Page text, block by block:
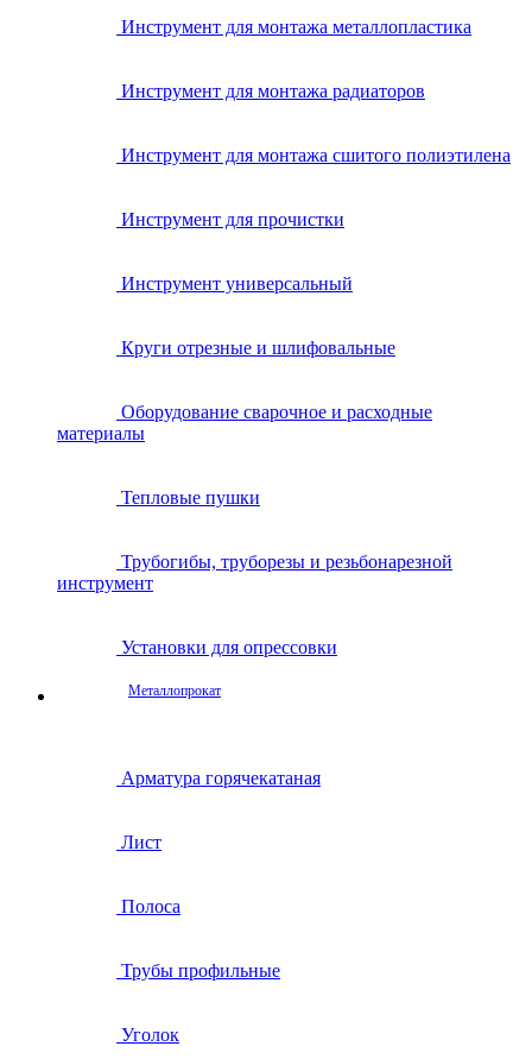
Инструмент для монтажа металлопластика
Инструмент для монтажа радиаторов
Инструмент для монтажа сшитого полиэтилена
Инструмент для прочистки
Инструмент универсальный
Круги отрезные и шлифовальные
Оборудование сварочное и расходные
материалы
Тепловые пушки
Трубогибы, труборезы и резьбонарезной
инструмент
Установки для опрессовки
Металлопрокат
Арматура горячекатаная
Лист
Полоса
Трубы профильные
Уголок